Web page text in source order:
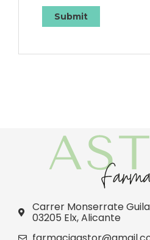
Carrer Monserrate
03205 Elx, Alicante